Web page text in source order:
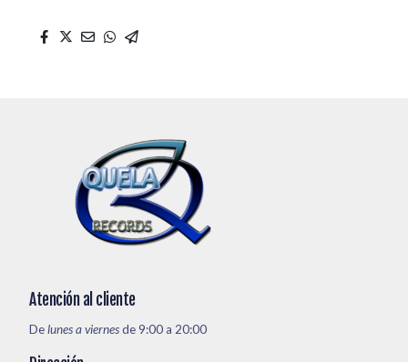
Atención al cliente
Delunes a viernesde 9:00 a 20:00